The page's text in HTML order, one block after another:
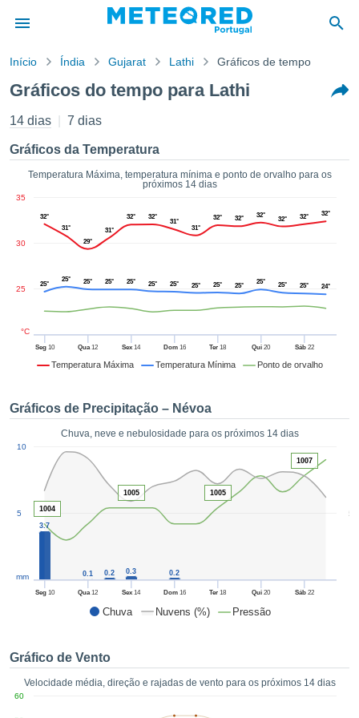
da
foi
por
para
que as
a este
e
forma
digital
de alta
sem
custo.
a
o
no
como
CONTINUAR
CONFIGURAÇÕES
Início Índia Gujarat Lathi Gráficos de tempo
Gráficos do tempo para Lathi
14 dias 7 dias
Gráficos da Temperatura
Temperatura Máxima, temperatura mínima e ponto de orvalho para os
próximos 14 dias
Temperatura Máxima Temperatura Mínima Ponto de orvalho
Seg10 Qua12 Sex 14 Dom16 Ter 18 Qui 20 Sáb22
25
30
35
°C
32°
31°
29°
31°
32° 32°
31°
31°
32° 32° 32°
32° 32° 32°
25°
25° 25° 25° 25° 25° 25° 25° 25° 25°
25° 25° 25° 24°
Gráficos de Precipitação – Névoa
Chuva, neve e nebulosidade para os próximos 14 dias
Chuva Nuvens (%) Pressão
50
Seg10 Qua12 Sex 14 Dom16 Ter 18 Qui 20 Sáb22
5
10
mm
3.7
0.1 0.2 0.3 0.2
1004
1005 1005
1007
Gráfico de Vento
Velocidade média, direção e rajadas de vento para os próximos 14 dias
60